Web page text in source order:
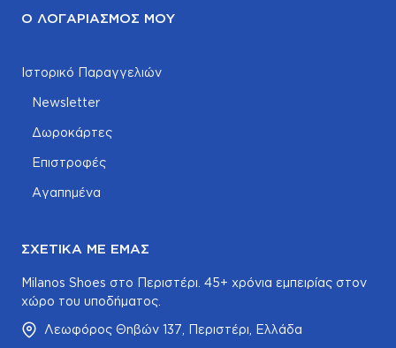
Ο ΛΟΓΑΡΙΑΣΜΌΣ ΜΟΥ
Ιστορικό Παραγγελιών
Newsletter
Δωροκάρτες
Επιστροφές
Αγαπημένα
ΣΧΕΤΙΚΆ ΜΕ ΕΜΆΣ
Milanos Shoes στο Περιστέρι. 45+ χρόνια εμπειρίας στον
χώρο του υποδήματος.
Λεωφόρος Θηβών 137, Περιστέρι, Ελλάδα